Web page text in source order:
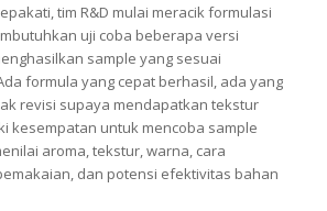
tim R&D mulai meracik formulasi
uji coba beberapa versi
sample yang sesuai
formula yang cepat berhasil, ada yang
revisi supaya mendapatkan tekstur
kesempatan untuk mencoba sample
aroma, tekstur, warna, cara
dan potensi efektivitas bahan